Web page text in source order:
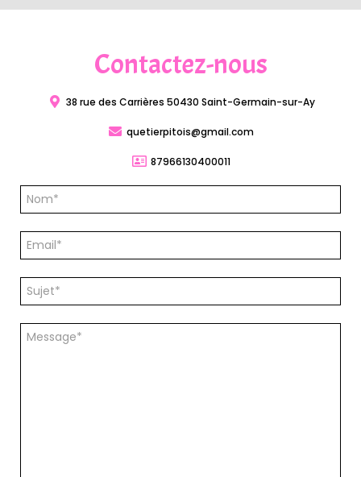
Contactez-nous
38 rue des Carrières 50430 Saint-Germain-sur-Ay
quetierpitois@gmail.com
87966130400011